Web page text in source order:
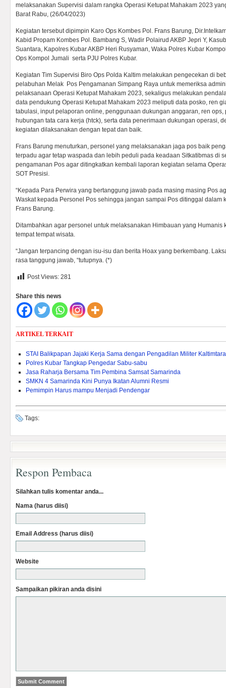
melaksanakan Supervisi dalam rangka Operasi Ketupat Mahakam 2023
Barat Rabu, (26/04/2023)
Kegiatan tersebut dipimpin Karo Ops Kombes Pol. Frans Barung,
Kabid Propam Kombes Pol. Bambang S, Wadir Polairud AKBP Jepri Y,
Suantara, Kapolres Kubar AKBP Heri Rusyaman, Waka Polres Kubar
Ops Kompol Jumali serta PJU Polres Kubar.
Kegiatan Tim Supervisi Biro Ops Polda Kaltim melakukan pengecekan di
pelabuhan Melak Pos Pengamanan Simpang Raya untuk memeriksa
pelaksanaan Operasi Ketupat Mahakam 2023, sekaligus melakukan
data pendukung Operasi Ketupat Mahakam 2023 meliputi data posko, ren
tabulasi, input pelaporan online, penggunaan dukungan anggaran, ren
hubungan tata cara kerja (htck), serta data penerimaan dukungan operasi,
kegiatan dilaksanakan dengan tepat dan baik.
Frans Barung menuturkan, personel yang melaksanakan jaga pos baik
terpadu agar tetap waspada dan lebih peduli pada keadaan Sitkatibmas di
pengamanan Pos agar ditingkatkan kembali laporan kegiatan selama
SOT Presisi.
“Kepada Para Perwira yang bertanggung jawab pada masing masing Pos
Waskat kepada Personel Pos sehingga jangan sampai Pos ditinggal dalam
Frans Barung.
Ditambahkan agar personel untuk melaksanakan Himbauan yang Humanis
tempat tempat wisata.
“Jangan terpancing dengan isu-isu dan berita Hoax yang berkembang.
rasa tanggung jawab, “tutupnya. (*)
Post Views: 281
Share this news
ARTIKEL TERKAIT
STAI Balikpapan Jajaki Kerja Sama dengan Pengadilan Militer Kaltimtara
Polres Kubar Tangkap Pengedar Sabu-sabu
Jasa Raharja Bersama Tim Pembina Samsat Samarinda
SMKN 4 Samarinda Kini Punya Ikatan Alumni Resmi
Pemimpin Harus mampu Menjadi Pendengar
Tags:
Respon Pembaca
Silahkan tulis komentar anda...
Nama (harus diisi)
Email Address (harus diisi)
Website
Sampaikan pikiran anda disini